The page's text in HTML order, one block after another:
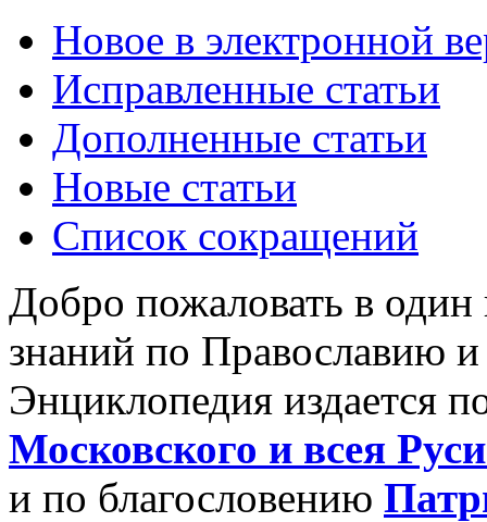
Новое в электронной
Исправленные статьи
Дополненные статьи
Новые статьи
Список сокращений
Добро пожаловать в
знаний по Православию
Энциклопедия издается
Московского и всея
и по благословению